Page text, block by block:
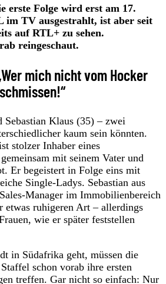
erste Folge wird erst am 17.
im TV ausgestrahlt, ist aber seit
auf RTL+ zu sehen.
reingeschaut.
mich nicht vom Hocker
Sebastian Klaus (35) – zwei
kaum sein könnten.
stolzer Inhaber eines
mit seinem Vater und
Er begeistert in Folge eins mit
Single-Ladys. Sebastian aus
Manager im Immobilienbereich
etwas ruhigeren Art – allerdings
wie er später feststellen
in Südafrika geht, müssen die
schon vorab ihre ersten
treffen. Gar nicht so einfach: Nur